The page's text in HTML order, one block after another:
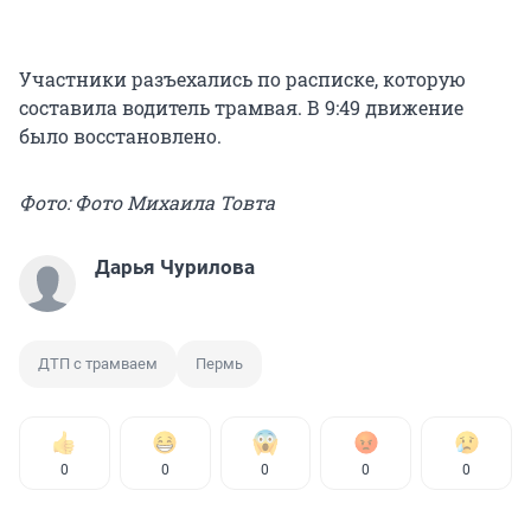
Участники разъехались по расписке, которую
составила водитель трамвая. В 9:49 движение
было восстановлено.
Фото: Фото Михаила Товта
Дарья Чурилова
ДТП с трамваем Пермь
0 0 0 0 0